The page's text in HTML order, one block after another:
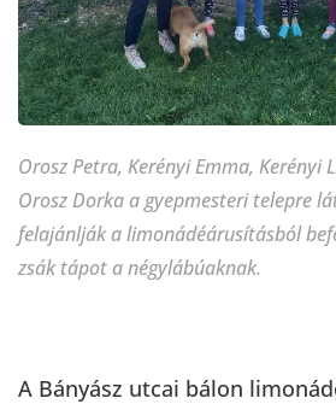
Orosz Petra, Kerényi Emma, Kerényi
Orosz Dorka a gyepmesteri telepre
felajánlják a limonádéárusításból
zsák tápot a négylábúaknak.
A Bányász utcai bálon